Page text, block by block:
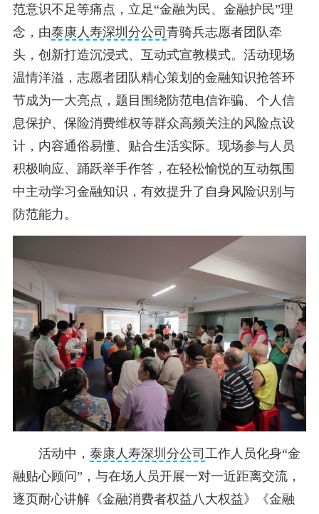
范意识不足等痛点，立足“金融为民、金融护民”理
念，由泰康人寿深圳分公司 青骑兵志愿者团队牵
头，创新打造沉浸式、互动式宣教模式。活动现场
温情洋溢，志愿者团队精心策划的金融知识抢答环
节成为一大亮点，题目围绕防范电信诈骗、个人信
息保护、保险消费维权等群众高频关注的风险点设
计，内容通俗易懂、贴合生活实际。现场参与人员
积极响应、踊跃举手作答，在轻松愉悦的互动氛围
中主动学习金融知识，有效提升了自身风险识别与
防范能力。
活动中， 泰康人寿深圳分公司 工作人员化身“金
融贴心顾问”，与在场人员开展一对一近距离交流，
逐页耐心讲解《金融消费者权益八大权益》《金融